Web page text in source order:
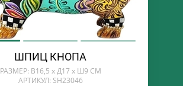
ШПИЦ КНОПА
РАЗМЕР: В16,5 х Д17 х Ш9 СМ
АРТИКУЛ: SH23046